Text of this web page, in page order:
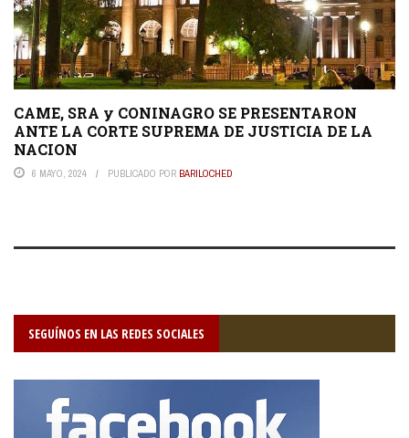
CAME, SRA y CONINAGRO SE PRESENTARON
ANTE LA CORTE SUPREMA DE JUSTICIA DE LA
NACION
6 MAYO, 2024 PUBLICADO POR BARILOCHED
SEGUÍNOS EN LAS REDES SOCIALES